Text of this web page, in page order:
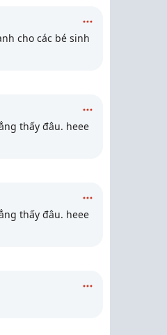
cho các bé sinh
thấy đâu. heee
thấy đâu. heee